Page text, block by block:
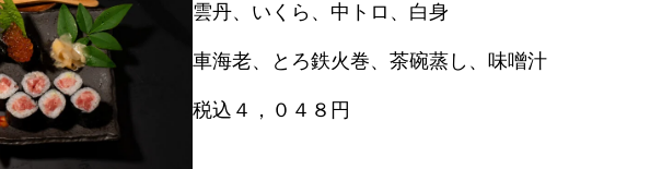
雲丹、いくら、中トロ、白身
車海老、とろ鉄火巻、茶碗蒸し、味噌汁
税込４，０４８円